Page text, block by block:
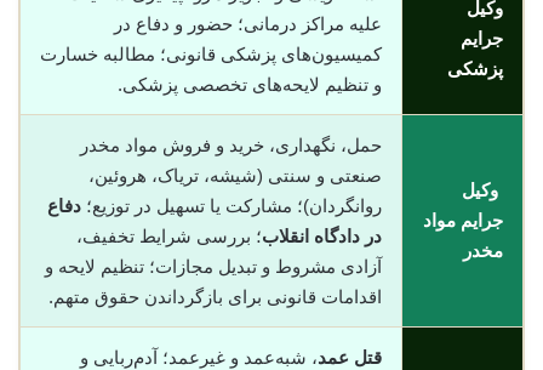
وکیل
جرایم
پزشکی
علیه مراکز درمانی؛ حضور و دفاع در
کمیسیون‌های پزشکی قانونی؛ مطالبه خسارت
و تنظیم لایحه‌های تخصصی پزشکی.
وکیل
جرایم مواد
مخدر
حمل، نگهداری، خرید و فروش مواد مخدر
صنعتی و سنتی (شیشه، تریاک، هروئین،
روانگردان)؛ مشارکت یا تسهیل در توزیع؛ دفاع
در دادگاه انقلاب؛ بررسی شرایط تخفیف،
آزادی مشروط و تبدیل مجازات؛ تنظیم لایحه و
اقدامات قانونی برای بازگرداندن حقوق متهم.
قتل عمد، شبه‌عمد و غیرعمد؛ آدم‌ربایی و